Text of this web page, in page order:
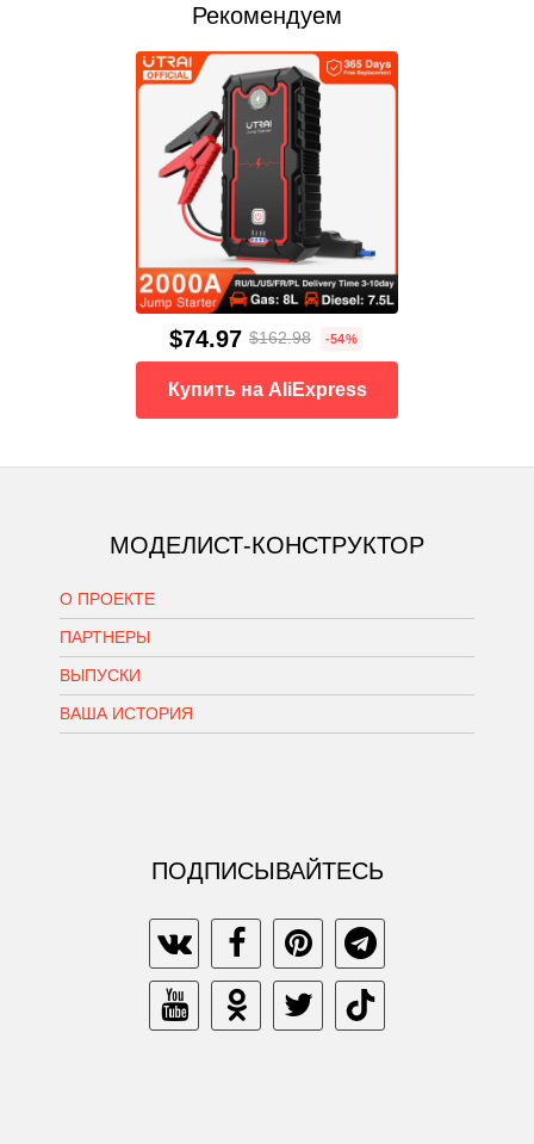
Рекомендуем
$74.97 $162.98 -54%
Купить на AliExpress
МОДЕЛИСТ-КОНСТРУКТОР
О ПРОЕКТЕ
ПАРТНЕРЫ
ВЫПУСКИ
ВАША ИСТОРИЯ
ПОДПИСЫВАЙТЕСЬ